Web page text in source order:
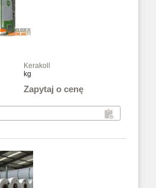
Kerakoll
kg
Zapytaj o cenę